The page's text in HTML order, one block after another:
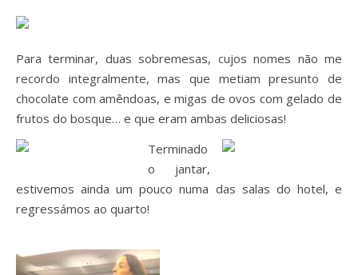
Para terminar, duas sobremesas, cujos nomes não me
recordo integralmente, mas que metiam presunto de
chocolate com amêndoas, e migas de ovos com gelado de
frutos do bosque… e que eram ambas deliciosas!
Terminado
o jantar,
estivemos ainda um pouco numa das salas do hotel, e
regressámos ao quarto!